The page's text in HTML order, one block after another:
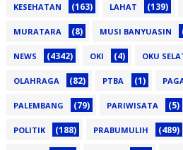
KESEHATAN (163) LAHAT (139)
MURATARA (8) MUSI BANYUASIN
NEWS (4342) OKI (4) OKU
OLAHRAGA (82) PTBA (1)
PALEMBANG (79) PARIWISATA (5)
POLITIK (188) PRABUMULIH (489)